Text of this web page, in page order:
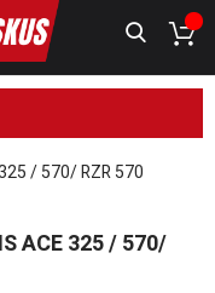
/ 570/ RZR 570
ACE 325 / 570/